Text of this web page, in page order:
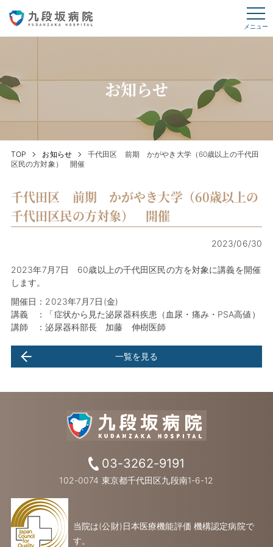
メニュー
お知らせ
TOP お知らせ
千代田区 前期 かがやき大学（60歳以上の千代田
区民の方対象） 開催
千代田区 前期 かがやき大学（60歳以上の
千代田区民の方対象） 開催
2023/06/30
2023年7月7日 60歳以上の千代田区民の方を対象に講義を開催
します。
開催日：2023年7月7日(金)
講義 ：「症状から見た泌尿器科疾患（血尿・痛み・PSA高値）
講師 ：泌尿器科部長 加藤 伸樹医師
一覧を見る
03-3262-9191
102-0074 東京都千代田区九段南1-6-12
当院は(公財)日本医療機能評価 機構認定病院で
す。